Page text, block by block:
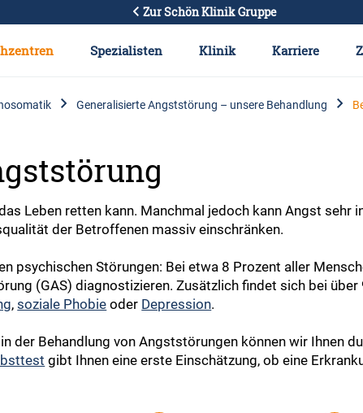
Zur Schön Klinik Gruppe
Spezialisten Klinik Karriere
Generalisierte Angststörung – unsere Behandlung
Leben retten kann. Manchmal jedoch kann Angst
der Betroffenen massiv einschränken.
psychischen Störungen: Bei etwa 8 Prozent aller
(GAS) diagnostizieren. Zusätzlich findet sich bei
,soziale Phobie oder Depression.
der Behandlung von Angststörungen können wir Ihnen
gibt Ihnen eine erste Einschätzung, ob eine